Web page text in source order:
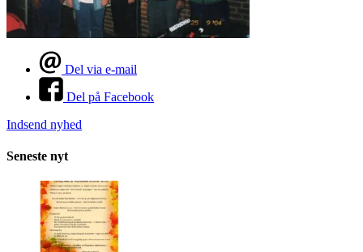
Del via e-mail
Del på Facebook
Indsend nyhed
Seneste nyt